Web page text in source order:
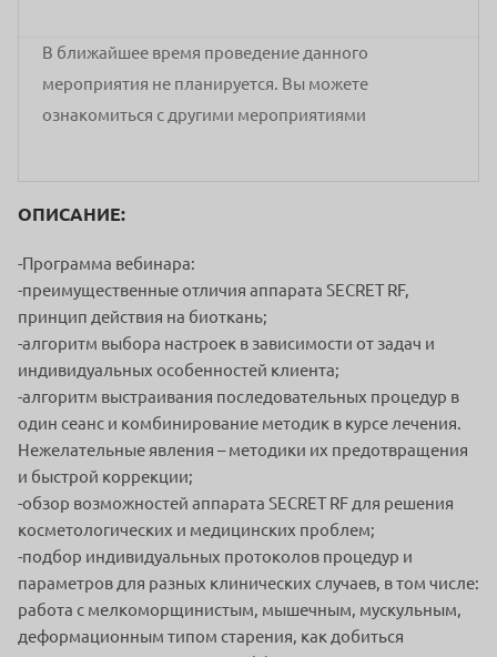
В ближайшее время проведение данного
мероприятия не планируется. Вы можете
ознакомиться с другими мероприятиями
ОПИСАНИЕ:
-Программа вебинара:
-преимущественные отличия аппарата SECRET RF,
принцип действия на биоткань;
-алгоритм выбора настроек в зависимости от задач и
индивидуальных особенностей клиента;
-алгоритм выстраивания последовательных процедур в
один сеанс и комбинирование методик в курсе лечения.
Нежелательные явления – методики их предотвращения
и быстрой коррекции;
-обзор возможностей аппарата SECRET RF для решения
косметологических и медицинских проблем;
-подбор индивидуальных протоколов процедур и
параметров для разных клинических случаев, в том числе:
работа с мелкоморщинистым, мышечным, мускульным,
деформационным типом старения, как добиться